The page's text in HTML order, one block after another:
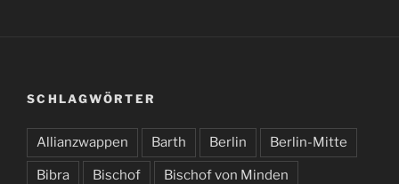
SCHLAGWÖRTER
Allianzwappen Barth Berlin Berlin-Mitte
Bibra Bischof Bischof von Minden